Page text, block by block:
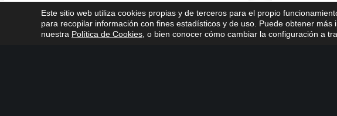
LEER MÁSEste sitio web utiliza cookies propias y de terceros para el propio
para recopilar información con fines estadísticos y de uso. Puede obtener más
nuestra Política de Cookies , o bien conocer cómo cambiar la configuración a